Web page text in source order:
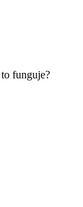
funguje?